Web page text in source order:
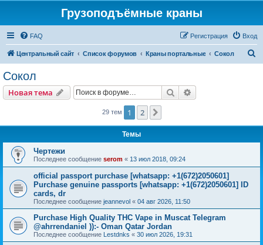
Грузоподъёмные краны
FAQ Вход
Регистрация
Центральный сайт Список форумов Краны портальные Сокол
Сокол
Новая тема Поиск
29 тем 1 2
Темы
Чертежи
Последнее сообщение serom « 13 июл 2018, 09:24
official passport purchase [whatsapp: +1(672)2050601]
Purchase genuine passports [whatsapp: +1(672)2050601] ID
cards, dr
Последнее сообщение jeannevol « 04 авг 2026, 11:50
Purchase High Quality THC Vape in Muscat Telegram
@ahrrendaniel )):- Oman Qatar Jordan
Последнее сообщение Lestdnks « 30 июл 2026, 19:31